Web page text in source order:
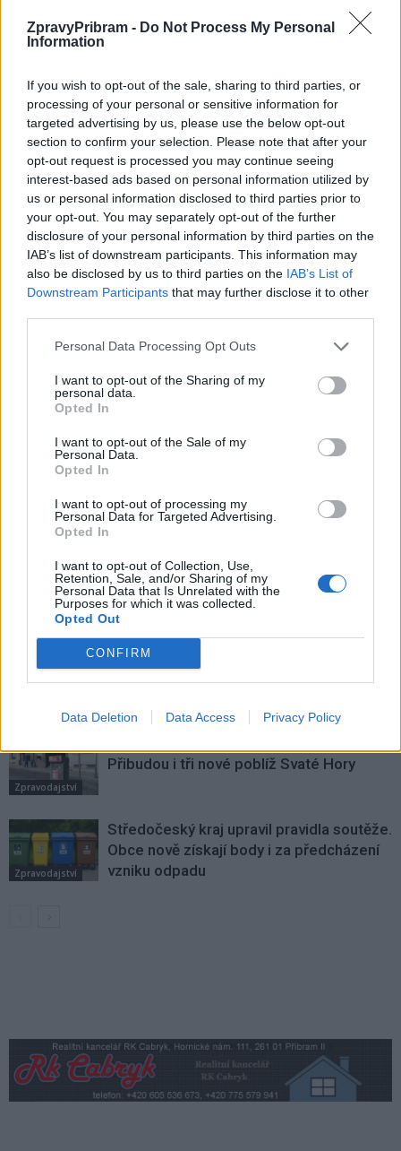
ZpravyPribram - Do Not Process My Personal
Information
If you wish to opt-out of the sale, sharing to third parties, or
processing of your personal or sensitive information for
targeted advertising by us, please use the below opt-out
section to confirm your selection. Please note that after your
opt-out request is processed you may continue seeing
interest-based ads based on personal information utilized by
us or personal information disclosed to third parties prior to
your opt-out. You may separately opt-out of the further
disclosure of your personal information by third parties on the
IAB’s list of downstream participants. This information may
also be disclosed by us to third parties on the IAB’s List of
Downstream Participants that may further disclose it to other
Personal Data Processing Opt Outs
I want to opt-out of the Sharing of my
personal data.
Opted In
I want to opt-out of the Sale of my
Personal Data.
Opted In
I want to opt-out of processing my
Personal Data for Targeted Advertising.
Opted In
I want to opt-out of Collection, Use,
Retention, Sale, and/or Sharing of my
Personal Data that Is Unrelated with the
Purposes for which it was collected.
Opted Out
CONFIRM
Data Deletion Data Access Privacy Policy
škola zdravotnická, Příbram I, Jiráskovy sady
Rakovník
příspěvková organizace
Komentáře
TAGY čeština kurz Příbram
střední zdravotnická škola
Ukrajinci
Vyšší odborná škola zdravotnická
Předchozí článek
Příbram společně s muzeem
přípomínky březohorské důlní
katastrofy
Následující článek
SOUVISEJÍCÍ ČLÁNKY
VÍCE OD AUTORA
Většina koupališť na Příbramsku nabízí
výborné podmínky. Horší voda je jen na
Zpravodajství
Přibudou i tři nové poblíž Svaté Hory
Zpravodajství
Středočeský kraj upravil pravidla soutěže.
Obce nově získají body i za předcházení
vzniku odpadu